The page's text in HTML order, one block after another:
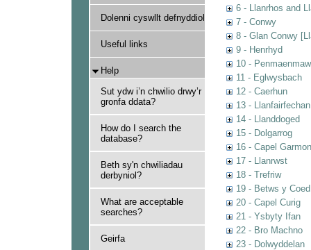
Dolenni cyswllt defnyddiol
Useful links
Help
Sut ydw i’n chwilio drwy’r
gronfa ddata?
How do I search the
database?
Beth sy'n chwiliadau
derbyniol?
What are acceptable
searches?
Geirfa
6 - Llanrhos and
7 - Conwy
8 - Glan Conwy
9 - Henrhyd
10 -
11 - Eglwysbach
12 - Caerhun
13 - Llanfairfechan
14 - Llanddoged
15 - Dolgarrog
16 - Capel Garmon
17 - Llanrwst
18 - Trefriw
19 - Betws y Coed
20 - Capel Curig
21 - Ysbyty Ifan
22 - Bro Machno
23 - Dolwyddelan